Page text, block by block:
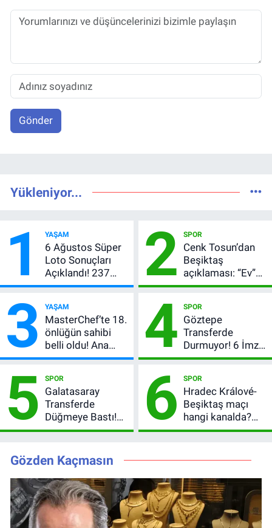
Gönder
Yükleniyor...
1 YAŞAM
6 Ağustos Süper
Loto Sonuçları
Açıklandı! 237
Milyon TL’lik
2 SPOR
Cenk Tosun’dan
Beşiktaş
açıklaması: “Ev”
dedi, asıl mesajı
verdi
3 YAŞAM
MasterChef’te 18.
önlüğün sahibi
belli oldu! Ana
kadroya giren
oldu?
4 SPOR
Göztepe
Transferde
Durmuyor! 6 İmza
Sonrası Yeni
Oldu
5 SPOR
Galatasaray
Transferde
Düğmeye Bastı!
Leao, Camavinga
Durum
6 SPOR
Hradec Králové-
Beşiktaş maçı
hangi kanalda?
Şifresiz canlı yayın
Gözden Kaçmasın